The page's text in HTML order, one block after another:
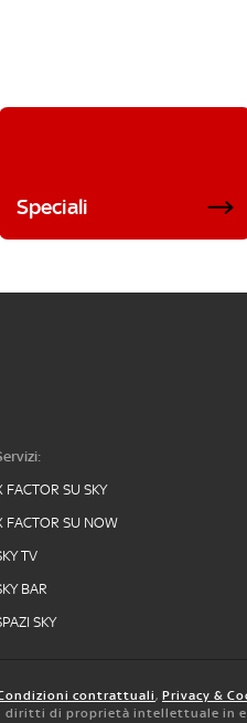
Speciali
FACTOR SU SKY
FACTOR SU NOW
TV
BAR
SKY
contrattuali, Privacy &
diritti di proprietà intellettuale in